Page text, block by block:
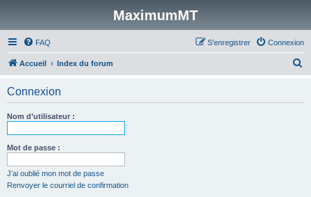
MaximumMT
FAQ Connexion
S’enregistrer
Accueil Index du forum
Connexion
Nom d’utilisateur :
Mot de passe :
J’ai oublié mon mot de passe
Renvoyer le courriel de confirmation